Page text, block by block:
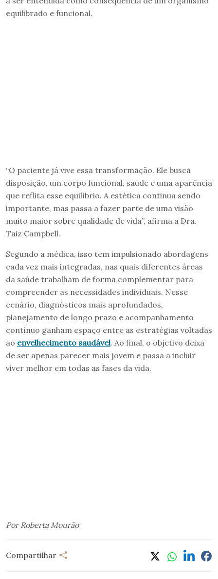
equilibrado e funcional.
“O paciente já vive essa transformação. Ele busca
disposição, um corpo funcional, saúde e uma aparência
que reflita esse equilíbrio. A estética continua sendo
importante, mas passa a fazer parte de uma visão
muito maior sobre qualidade de vida”, afirma a Dra.
Taiz Campbell.
Segundo a médica, isso tem impulsionado abordagens
cada vez mais integradas, nas quais diferentes áreas
da saúde trabalham de forma complementar para
compreender as necessidades individuais. Nesse
cenário, diagnósticos mais aprofundados,
planejamento de longo prazo e acompanhamento
contínuo ganham espaço entre as estratégias voltadas
ao envelhecimento saudável. Ao final, o objetivo deixa
de ser apenas parecer mais jovem e passa a incluir
viver melhor em todas as fases da vida.
Por Roberta Mourão
Compartilhar